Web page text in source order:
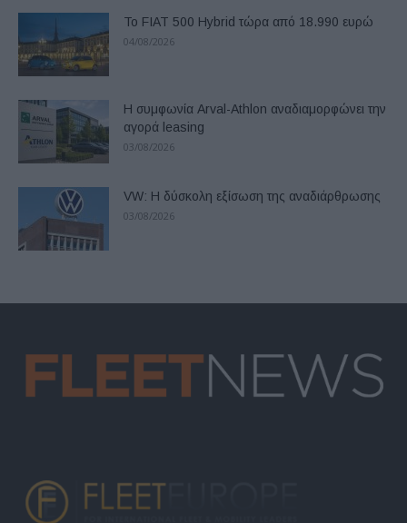
Το FIAT 500 Hybrid τώρα από 18.990 ευρώ
04/08/2026
Η συμφωνία Arval-Athlon αναδιαμορφώνει την
αγορά leasing
03/08/2026
VW: Η δύσκολη εξίσωση της αναδιάρθρωσης
03/08/2026